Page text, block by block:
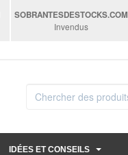
SOBRANTESDESTOCKS.COM
Invendus
IDÉES ET CONSEILS